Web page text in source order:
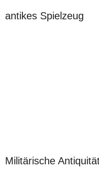
antikes Spielzeug
Militärische